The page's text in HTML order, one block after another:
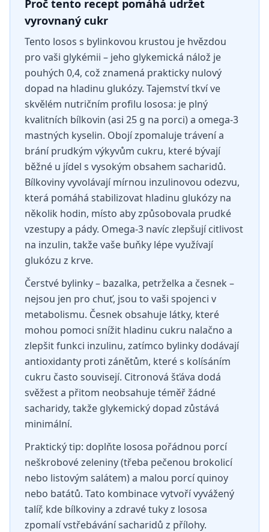
Proč tento recept pomáhá udržet
vyrovnaný cukr
Tento losos s bylinkovou krustou je hvězdou
pro vaši glykémii – jeho glykemická nálož je
pouhých 0,4, což znamená prakticky nulový
dopad na hladinu glukózy. Tajemství tkví ve
skvělém nutričním profilu lososa: je plný
kvalitních bílkovin (asi 25 g na porci) a omega-3
mastných kyselin. Obojí zpomaluje trávení a
brání prudkým výkyvům cukru, které bývají
běžné u jídel s vysokým obsahem sacharidů.
Bílkoviny vyvolávají mírnou inzulinovou odezvu,
která pomáhá stabilizovat hladinu glukózy na
několik hodin, místo aby způsobovala prudké
vzestupy a pády. Omega-3 navíc zlepšují citlivost
na inzulin, takže vaše buňky lépe využívají
glukózu z krve.
Čerstvé bylinky – bazalka, petrželka a česnek –
nejsou jen pro chuť, jsou to vaši spojenci v
metabolismu. Česnek obsahuje látky, které
mohou pomoci snížit hladinu cukru nalačno a
zlepšit funkci inzulinu, zatímco bylinky dodávají
antioxidanty proti zánětům, které s kolísáním
cukru často souvisejí. Citronová šťáva dodá
svěžest a přitom neobsahuje téměř žádné
sacharidy, takže glykemický dopad zůstává
minimální.
Praktický tip: doplňte lososa pořádnou porcí
neškrobové zeleniny (třeba pečenou brokolicí
nebo listovým salátem) a malou porcí quinoy
nebo batátů. Tato kombinace vytvoří vyvážený
talíř, kde bílkoviny a zdravé tuky z lososa
zpomalí vstřebávání sacharidů z přílohy.